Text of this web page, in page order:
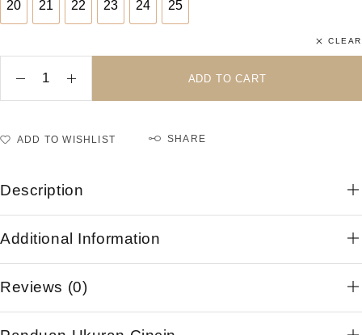
20
20
21
21
22
22
23
23
24
24
25
25
CLEAR
ADD TO CART
ADD TO WISHLIST SHARE
Description
Additional Information
Reviews (0)